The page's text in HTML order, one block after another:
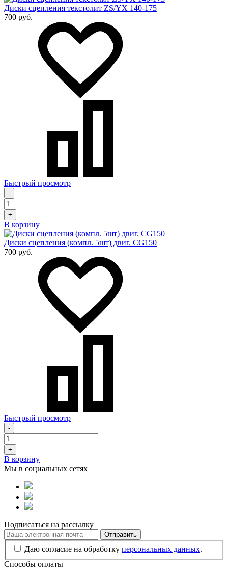
Диски сцепления текстолит ZS/YX 140-175
700 руб.
Быстрый просмотр
-
+
В корзину
Диски сцепления (компл. 5шт) двиг. CG150
700 руб.
Быстрый просмотр
-
+
В корзину
Мы в социальных сетях
Подписаться на рассылку
Отправить
Даю согласие на обработку персональных данных.
Способы оплаты